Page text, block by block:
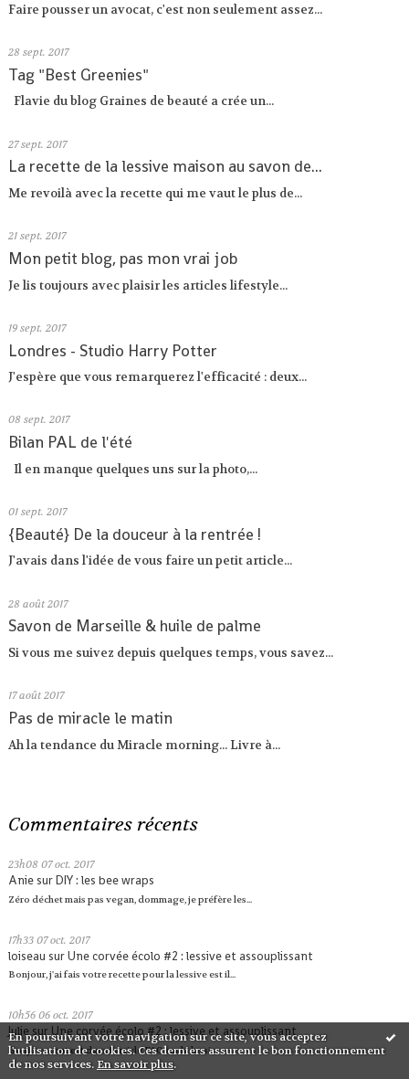
En poursuivant votre navigation sur ce site, vous acceptez
l'utilisation de cookies. Ces derniers assurent le bon fonctionnement
de nos services. En savoir plus.
Faire pousser un avocat, c'est non seulement assez...
28 sept. 2017
Tag "Best Greenies"
Flavie du blog Graines de beauté a crée un...
27 sept. 2017
La recette de la lessive maison au savon de...
Me revoilà avec la recette qui me vaut le plus de...
21 sept. 2017
Mon petit blog, pas mon vrai job
Je lis toujours avec plaisir les articles lifestyle...
19 sept. 2017
Londres - Studio Harry Potter
J'espère que vous remarquerez l'efficacité : deux...
08 sept. 2017
Bilan PAL de l'été
Il en manque quelques uns sur la photo,...
01 sept. 2017
{Beauté} De la douceur à la rentrée !
J'avais dans l'idée de vous faire un petit article...
28 août 2017
Savon de Marseille & huile de palme
Si vous me suivez depuis quelques temps, vous savez...
17 août 2017
Pas de miracle le matin
Ah la tendance du Miracle morning... Livre à...
Commentaires récents
23h08 07 oct. 2017
AniesurDIY : les bee wraps
Zéro déchet mais pas vegan, dommage, je préfère les...
17h33 07 oct. 2017
loiseau surUne corvée écolo #2 : lessive et assouplissant
Bonjour, j'ai fais votre recette pour la lessive est il...
10h56 06 oct. 2017
Julie sur Une corvée écolo #2 : lessive et assouplissant
Bonjour, tout est dans l'article FAQ sur la lessive...